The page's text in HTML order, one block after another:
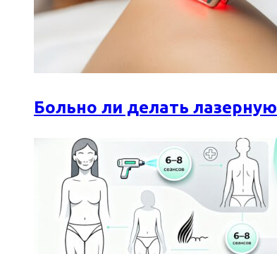
Больно ли делать